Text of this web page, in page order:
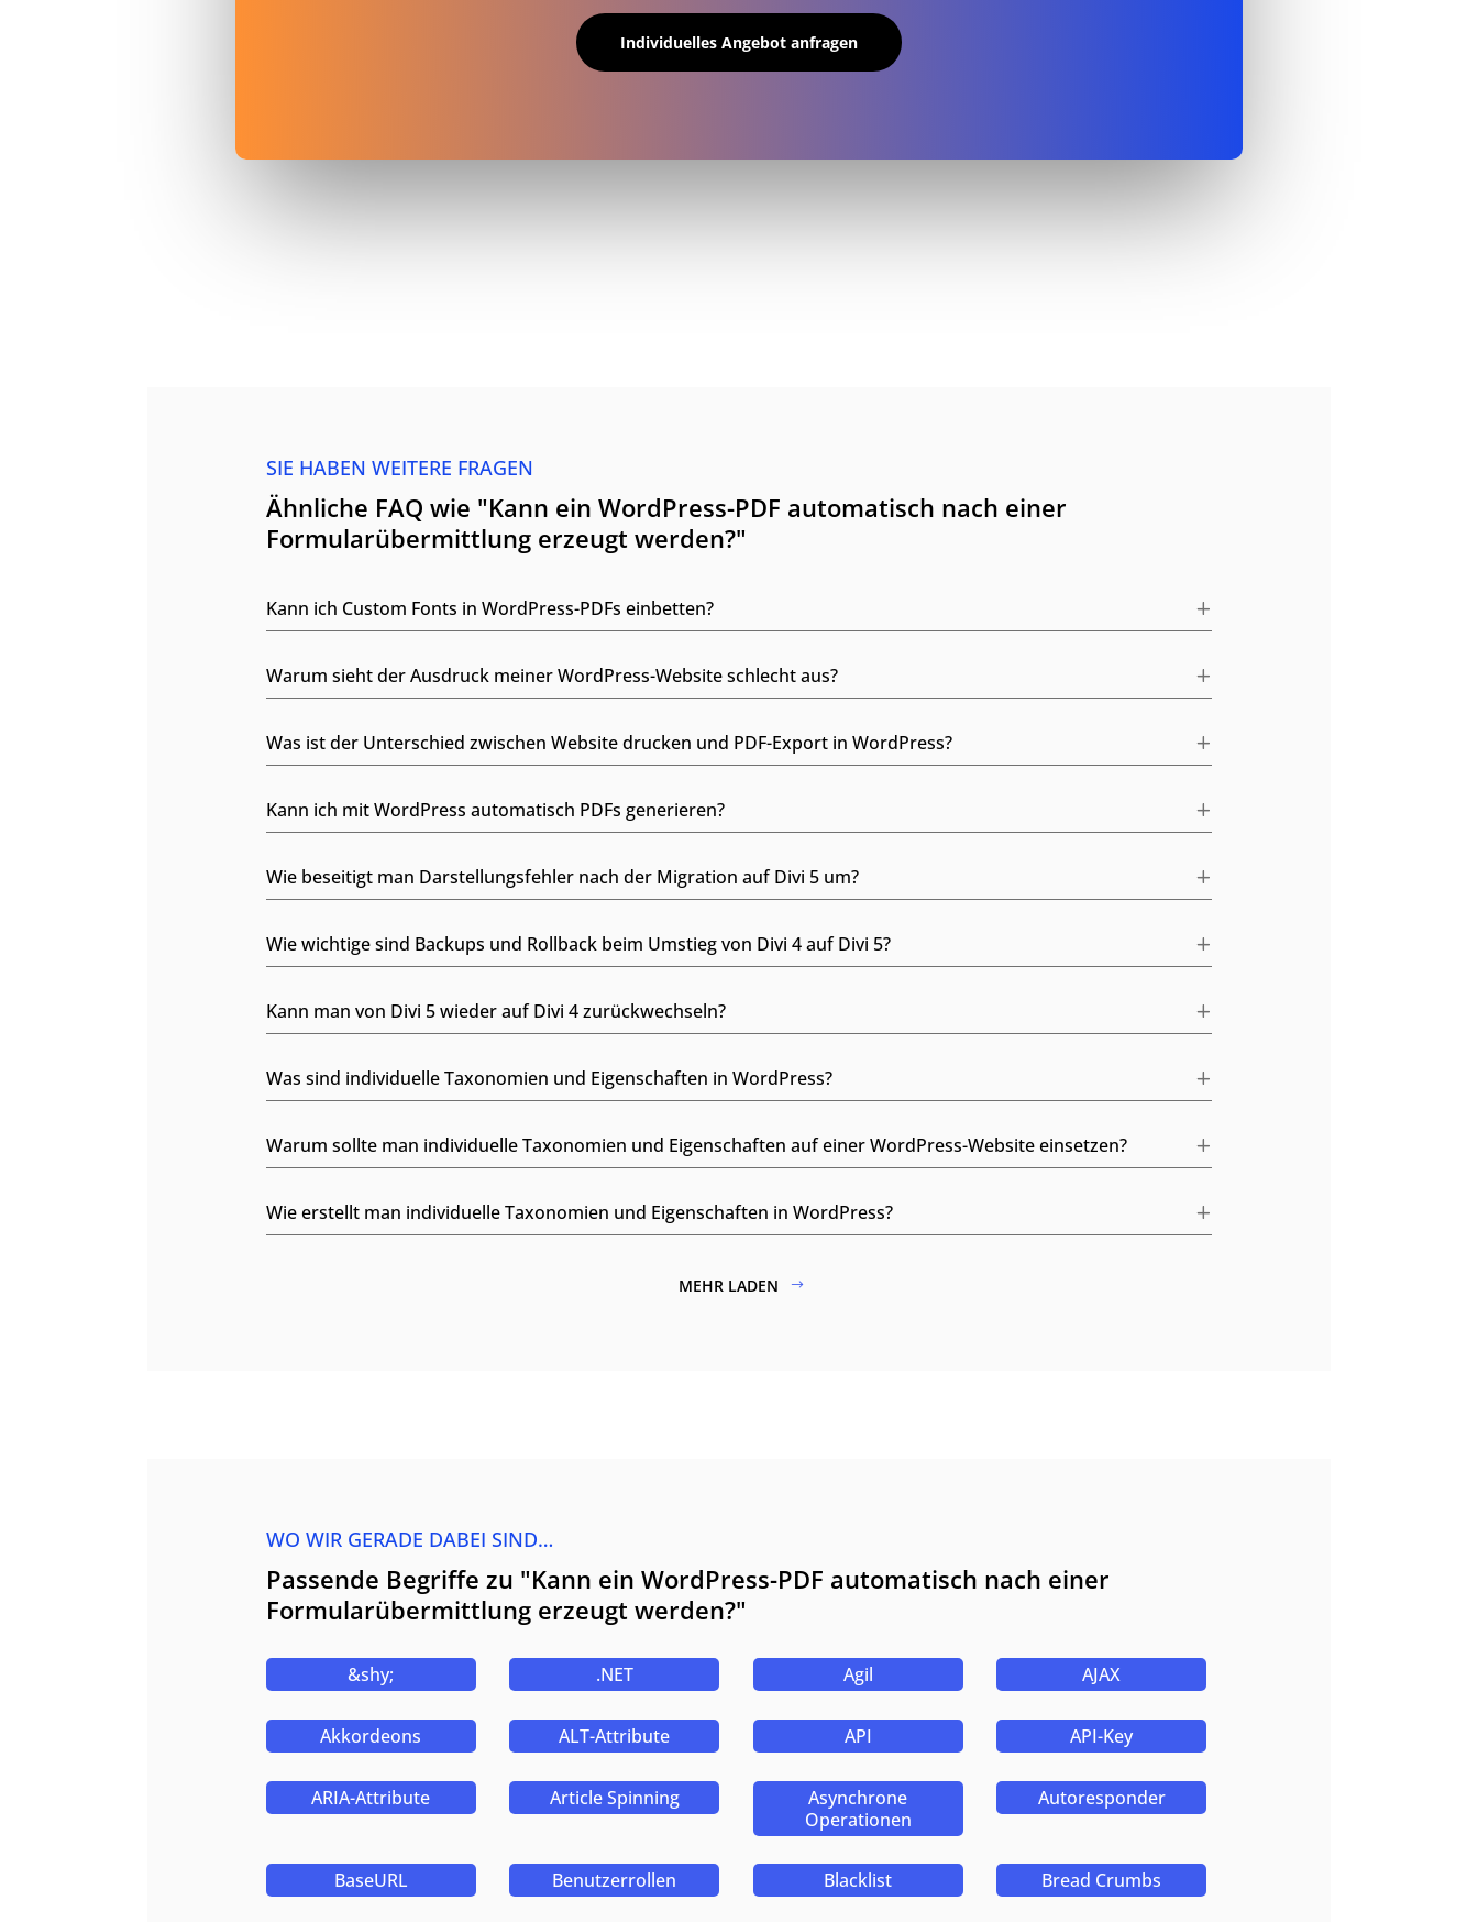
Individuelles Angebot anfragen
SIE HABEN WEITERE FRAGEN
Ähnliche FAQ wie "Kann ein WordPress-PDF automatisch nach einer
Formularübermittlung erzeugt werden?"
Kann ich Custom Fonts in WordPress-PDFs einbetten?
Warum sieht der Ausdruck meiner WordPress-Website schlecht aus?
Was ist der Unterschied zwischen Website drucken und PDF-Export in WordPress?
Kann ich mit WordPress automatisch PDFs generieren?
Wie beseitigt man Darstellungsfehler nach der Migration auf Divi 5 um?
Wie wichtige sind Backups und Rollback beim Umstieg von Divi 4 auf Divi 5?
Kann man von Divi 5 wieder auf Divi 4 zurückwechseln?
Was sind individuelle Taxonomien und Eigenschaften in WordPress?
Warum sollte man individuelle Taxonomien und Eigenschaften auf einer WordPress-Website einsetzen?
Wie erstellt man individuelle Taxonomien und Eigenschaften in WordPress?
MEHR LADEN
WO WIR GERADE DABEI SIND…
Passende Begriffe zu "Kann ein WordPress-PDF automatisch nach einer
Formularübermittlung erzeugt werden?"
&shy; .NET Agil AJAX
Akkordeons ALT-Attribute API API-Key
ARIA-Attribute Article Spinning
Asynchrone
Operationen
Autoresponder
BaseURL Benutzerrollen Blacklist Bread Crumbs